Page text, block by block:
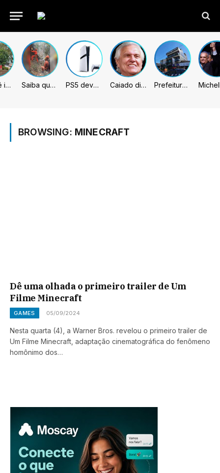
Sumaré inicia retirada de murtas para combater doença que ameaça a citricultura Saiba quem são as 4 vítimas de queda de helicóptero no Rio de Janeiro PS5 deve receber melhorias no PSSR com nova atualização de sistema Caiado diz que “governa” com emendas e julga facções terroristas Prefeitura de Sumaré inaugura nova subsede da GCM na Área Cura
BROWSING: MINECRAFT
Dê uma olhada o primeiro trailer de Um
Filme Minecraft
GAMES 05/09/2024
Nesta quarta (4), a Warner Bros. revelou o primeiro trailer de
Um Filme Minecraft, adaptação cinematográfica do fenômeno
homônimo dos…